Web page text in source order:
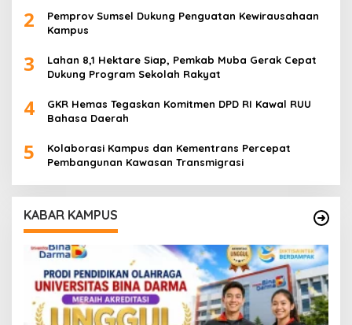
2
Pemprov Sumsel Dukung Penguatan Kewirausahaan
Kampus
3
Lahan 8,1 Hektare Siap, Pemkab Muba Gerak Cepat
Dukung Program Sekolah Rakyat
4
GKR Hemas Tegaskan Komitmen DPD RI Kawal RUU
Bahasa Daerah
5
Kolaborasi Kampus dan Kementrans Percepat
Pembangunan Kawasan Transmigrasi
KABAR KAMPUS